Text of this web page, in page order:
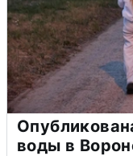
воды в